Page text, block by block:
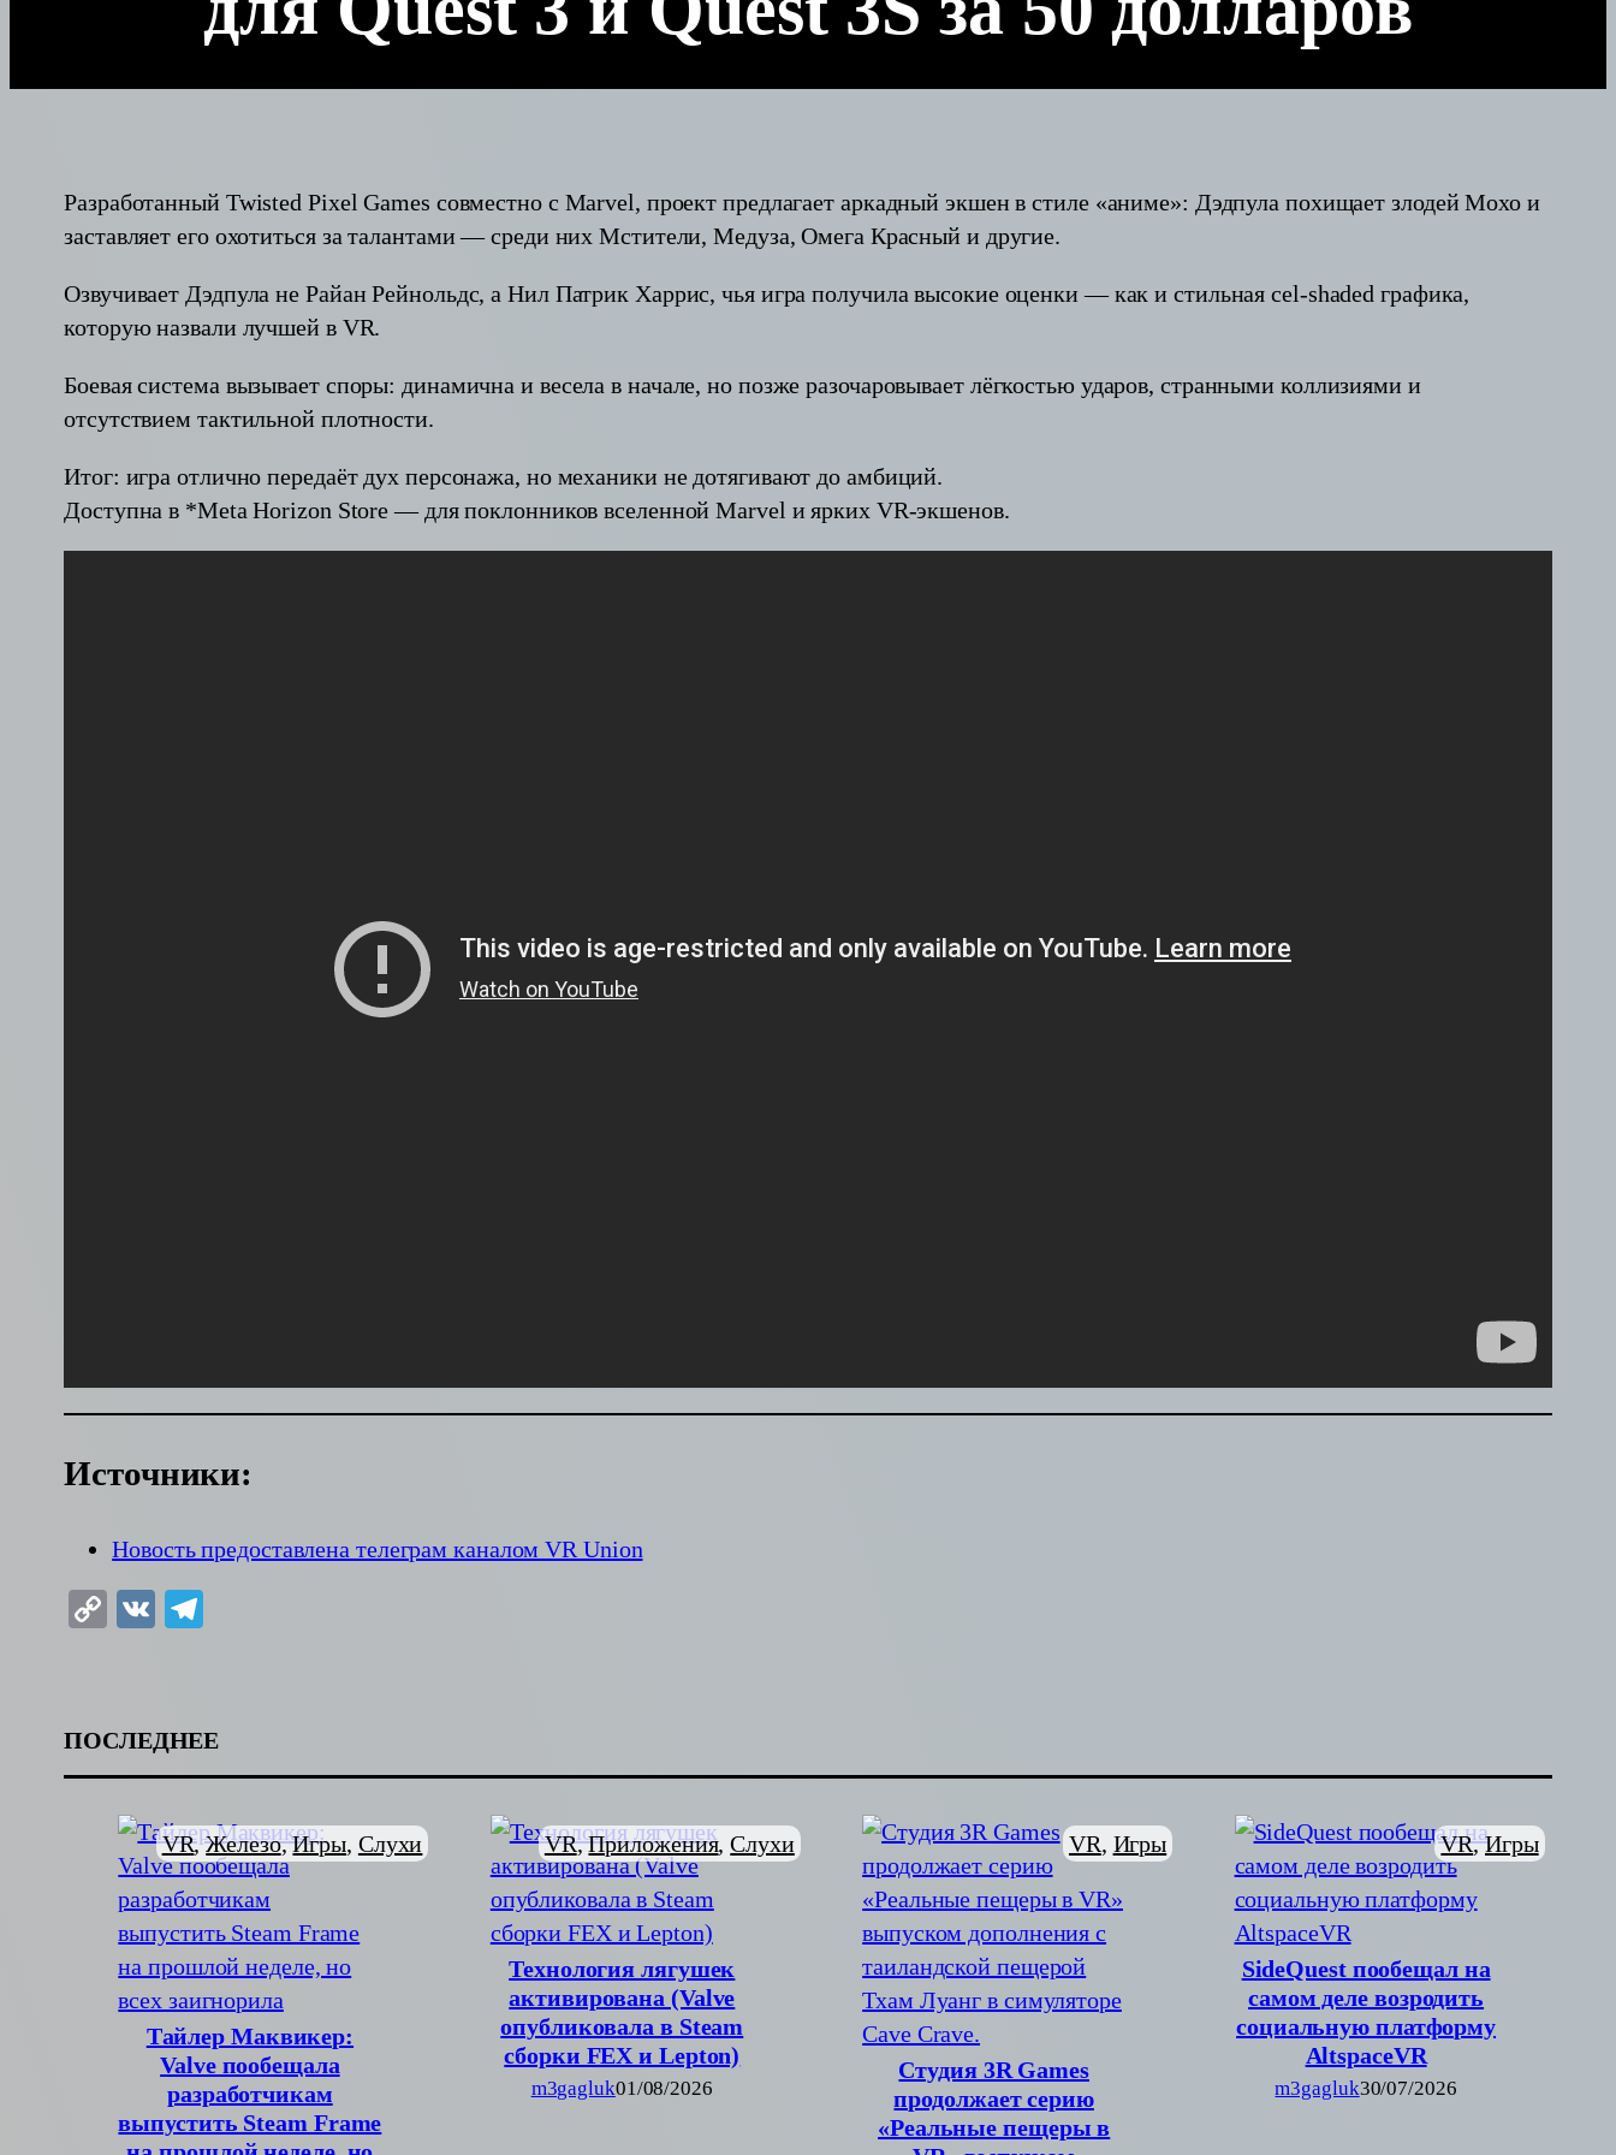
Разработанный Twisted Pixel Games совместно с Marvel, проект предлагает аркадный экшен в стиле «аниме»: Дэдпула похищает злодей Мохо и
заставляет его охотиться за талантами — среди них Мстители, Медуза, Омега Красный и другие.
Озвучивает Дэдпула не Райан Рейнольдс, а Нил Патрик Харрис, чья игра получила высокие оценки — как и стильная cel-shaded графика,
которую назвали лучшей в VR.
Боевая система вызывает споры: динамична и весела в начале, но позже разочаровывает лёгкостью ударов, странными коллизиями и
отсутствием тактильной плотности.
Итог: игра отлично передаёт дух персонажа, но механики не дотягивают до амбиций.
Доступна в *Meta Horizon Store — для поклонников вселенной Marvel и ярких VR-экшенов.
Источники:
Новость предоставлена телеграм каналом VR Union
Copy
VK
ПОСЛЕДНЕЕ
Тайлер Маквикер:
Valve пообещала
разработчикам
выпустить Steam Frame
VR, Железо, Игры, Слухи
Технология лягушек
активирована (Valve
опубликовала в Steam
сборки FEX и Lepton)
VR, Приложения, Слухи
m3gagluk01/08/2026
Студия 3R Games
продолжает серию
«Реальные пещеры в
VR, Игры
SideQuest пообещал на
самом деле возродить
социальную платформу
AltspaceVR
VR, Игры
m3gagluk30/07/2026